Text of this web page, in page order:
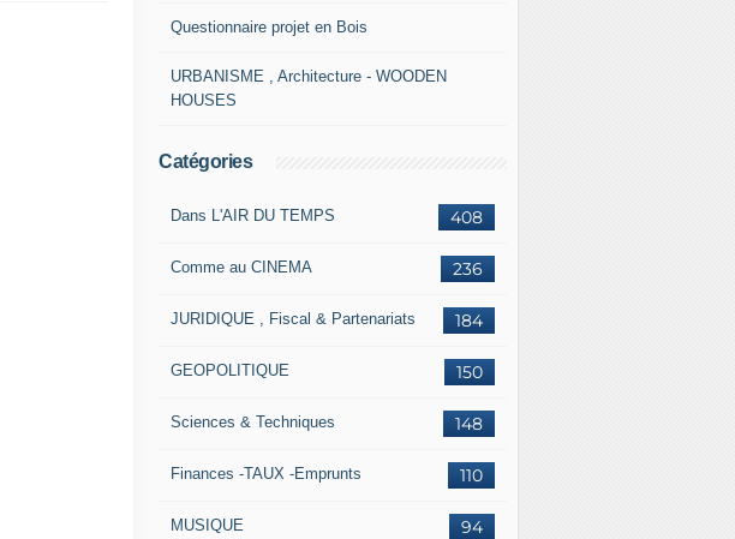
Questionnaire projet en Bois
URBANISME , Architecture - WOODEN
HOUSES
Catégories
408
Dans L'AIR DU TEMPS
236
Comme au CINEMA
184
JURIDIQUE , Fiscal & Partenariats
150
GEOPOLITIQUE
148
Sciences & Techniques
110
Finances -TAUX -Emprunts
94
MUSIQUE